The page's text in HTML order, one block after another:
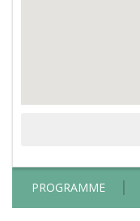
PROGRAMME
ferme